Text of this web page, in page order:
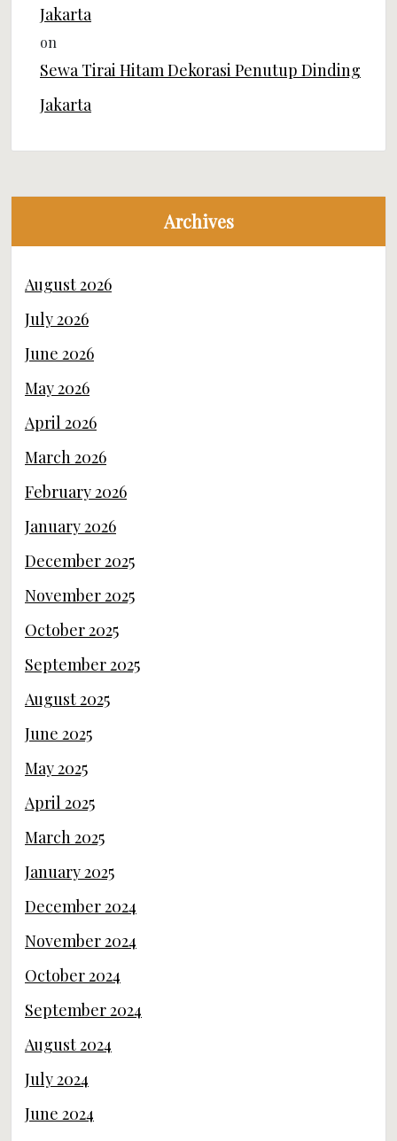
Jakarta
on
Sewa Tirai Hitam Dekorasi Penutup Dinding
Jakarta
Archives
August 2026
July 2026
June 2026
May 2026
April 2026
March 2026
February 2026
January 2026
December 2025
November 2025
October 2025
September 2025
August 2025
June 2025
May 2025
April 2025
March 2025
January 2025
December 2024
November 2024
October 2024
September 2024
August 2024
July 2024
June 2024